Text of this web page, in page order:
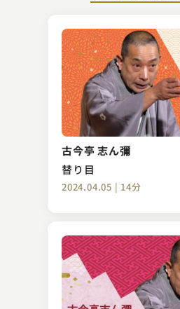
古今亭 志ん彌
替り目
2024.04.05 | 14分
柳家 わさび
団子坂奇談
2023.07.19 | 16分